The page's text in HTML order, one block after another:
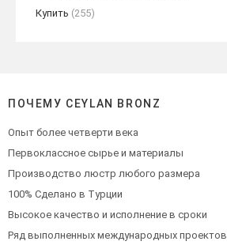
Купить (255)
ПОЧЕМУ CEYLAN BRONZ
Опыт более четверти века
Первоклассное сырье и материалы
Производство люстр любого размера
100% Сделано в Турции
Высокое качество и исполнение в сроки
Ряд выполненных международных проектов